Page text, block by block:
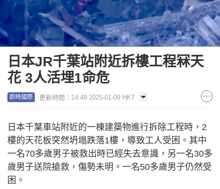
日本JR千葉站附近拆樓工程冧天
花 3人活埋1命危
即時國際 更新時間：14:49 2025-01-09 HKT
日本千葉車站附近的一棟建築物進行拆除工程時，2
樓的天花板突然坍塌跌落1樓，導致工人受困。其中
一名70多歲男子被救出時已經失去意識，另一名30多
歲男子送院搶救，傷勢未明。一名50多歲男子仍然受
困。